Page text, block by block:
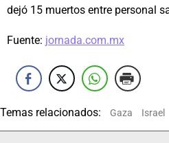
dejó 15 muertos entre personal
Fuente: jornada.com.mx
Temas relacionados: Gaza Israel